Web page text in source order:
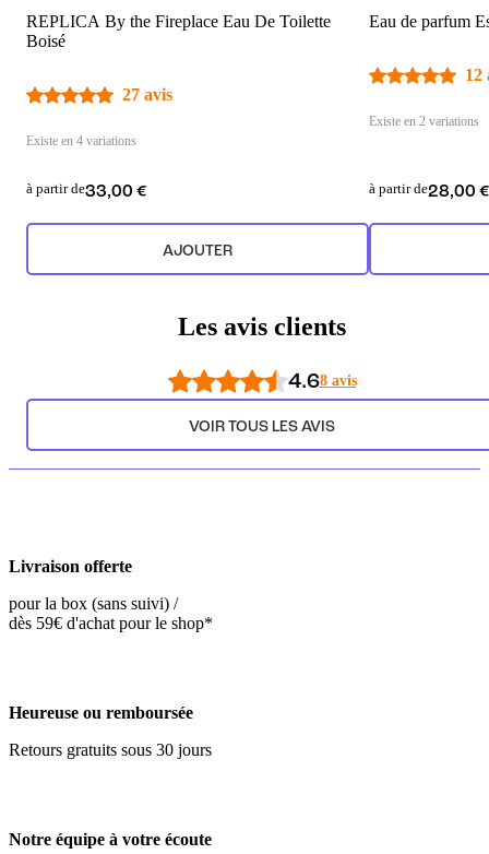
REPLICA By the Fireplace Eau De Toilette
Boisé
27 avis
Existe en 4 variations
à partir de33,00 €
AJOUTER
Eau de parfum
12
Existe en 2 variations
à partir de28,00 €
Les avis clients
4.68 avis
VOIR TOUS LES AVIS
Livraison offerte
pour la box (sans suivi) /
dès 59€ d'achat pour le shop*
Heureuse ou remboursée
Retours gratuits sous 30 jours
Notre équipe à votre écoute